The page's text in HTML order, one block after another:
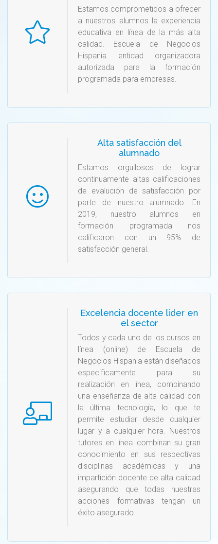
Estamos comprometidos a ofrecer
a nuestros alumnos la experiencia
educativa en línea de la más alta
calidad. Escuela de Negocios
Hispania entidad organizadora
autorizada para la formación
programada para empresas.
Alta satisfacción del
alumnado
Estamos orgullosos de lograr
continuamente altas calificaciones
de evalución de satisfacción por
parte de nuestro alumnado. En
2019, nuestro alumnos en
formación programada nos
calificaron con un 95% de
satisfacción general.
Excelencia docente lider en
el sector
Todos y cada uno de los cursos en
línea (online) de Escuela de
Negocios Hispania están diseñados
especificamente para su
realización en línea, combinando
una enseñanza de alta calidad con
la última tecnología, lo que te
permite estudiar desde cualquier
lugar y a cualquier hora. Nuestros
tutores en línea combinan su gran
conocimiento en sus respectivas
disciplinas académicas y una
impartición docente de alta calidad
asegurando que todas nuestras
acciones formativas tengan un
éxito asegurado.